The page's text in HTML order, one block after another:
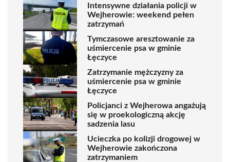
Intensywne działania policji w
Wejherowie: weekend pełen
zatrzymań
Tymczasowe aresztowanie za
uśmiercenie psa w gminie
Łęczyce
Zatrzymanie mężczyzny za
uśmiercenie psa w gminie
Łęczyce
Policjanci z Wejherowa angażują
się w proekologiczną akcję
sadzenia lasu
Ucieczka po kolizji drogowej w
Wejherowie zakończona
zatrzymaniem